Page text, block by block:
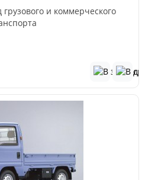
и коммерческого